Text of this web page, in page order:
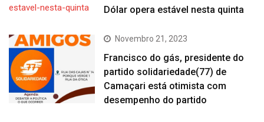
Dólar opera estável nesta quinta
Novembro 21, 2023
Francisco do gás, presidente do
partido solidariedade(77) de
Camaçari está otimista com
desempenho do partido